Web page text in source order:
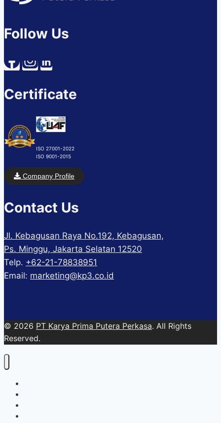
Follow Us
Certificate
ISO 27001-2022
ISO 9001-2015
Company Profile
Contact Us
Jl. Kebagusan Raya No.192, Kebagusan,
Ps. Minggu, Jakarta Selatan 12520
Telp. +62-21-78838951
Email: marketing@kp3.co.id
© 2026 PT Karya Prima Putera Perkasa. All Rights
Reserved.